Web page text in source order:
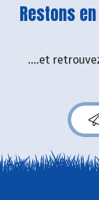
Restons
....et